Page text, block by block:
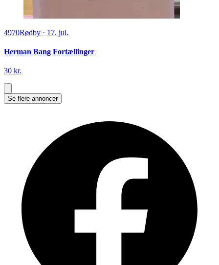
4970Rødby · 17. jul.
Herman Bang Fortællinger
30 kr.
Se flere annoncer